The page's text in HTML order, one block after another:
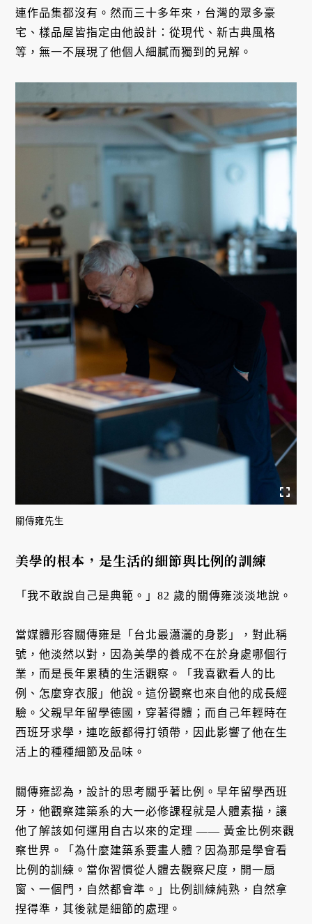
連作品集都沒有。然而三十多年來，台灣的眾多豪
宅、樣品屋皆指定由他設計：從現代、新古典風格
等，無一不展現了他個人細膩而獨到的見解。
關傳雍先生
美學的根本，是生活的細節與比例的訓練
「我不敢說自己是典範。」82 歲的關傳雍淡淡地說。
當媒體形容關傳雍是「台北最瀟灑的身影」，對此稱
號，他淡然以對，因為美學的養成不在於身處哪個行
業，而是長年累積的生活觀察。「我喜歡看人的比
例、怎麼穿衣服」他說。這份觀察也來自他的成長經
驗。父親早年留學德國，穿著得體；而自己年輕時在
西班牙求學，連吃飯都得打領帶，因此影響了他在生
活上的種種細節及品味。
關傳雍認為，設計的思考關乎著比例。早年留學西班
牙，他觀察建築系的大一必修課程就是人體素描，讓
他了解該如何運用自古以來的定理 —— 黃金比例來觀
察世界。「為什麼建築系要畫人體？因為那是學會看
比例的訓練。當你習慣從人體去觀察尺度，開一扇
窗、一個門，自然都會準。」比例訓練純熟，自然拿
捏得準，其後就是細節的處理。